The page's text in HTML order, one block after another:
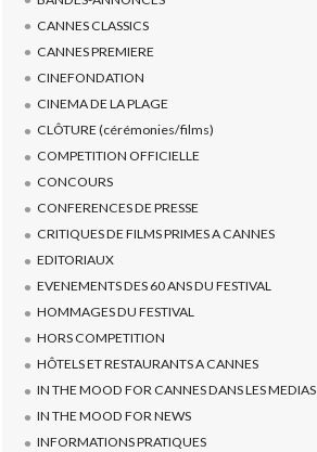
CANNES CLASSICS
CANNES PREMIERE
CINEFONDATION
CINEMA DE LA PLAGE
CLÔTURE (cérémonies/films)
COMPETITION OFFICIELLE
CONCOURS
CONFERENCES DE PRESSE
CRITIQUES DE FILMS PRIMES A CANNES
EDITORIAUX
EVENEMENTS DES 60 ANS DU FESTIVAL
HOMMAGES DU FESTIVAL
HORS COMPETITION
HÔTELS ET RESTAURANTS A CANNES
IN THE MOOD FOR CANNES DANS LES MEDIAS
IN THE MOOD FOR NEWS
INFORMATIONS PRATIQUES